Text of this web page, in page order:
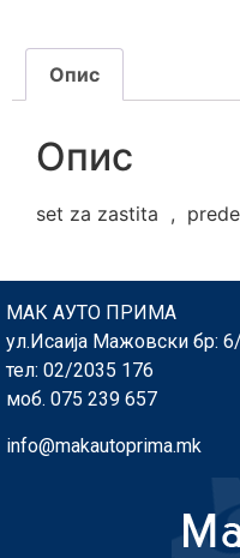
Опис
Опис
set za zastita ,
МАК АУТО ПРИМА
ул.Исаија Мажовски бр:
тел: 02/2035 176
моб. 075 239 657
info@makautoprima.mk